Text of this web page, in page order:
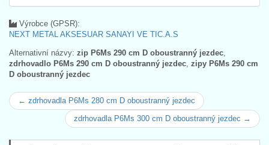
Výrobce (GPSR):
NEXT METAL AKSESUAR SANAYI VE TIC.A.S
Alternativní názvy: zip P6Ms 290 cm D oboustranný jezdec
zdrhovadlo P6Ms 290 cm D oboustranný jezdec zipy P6Ms 290 cm
D oboustranný jezdec
← zdrhovadla P6Ms 280 cm D oboustranný jezdec
zdrhovadla P6Ms 300 cm D oboustranný jezdec →